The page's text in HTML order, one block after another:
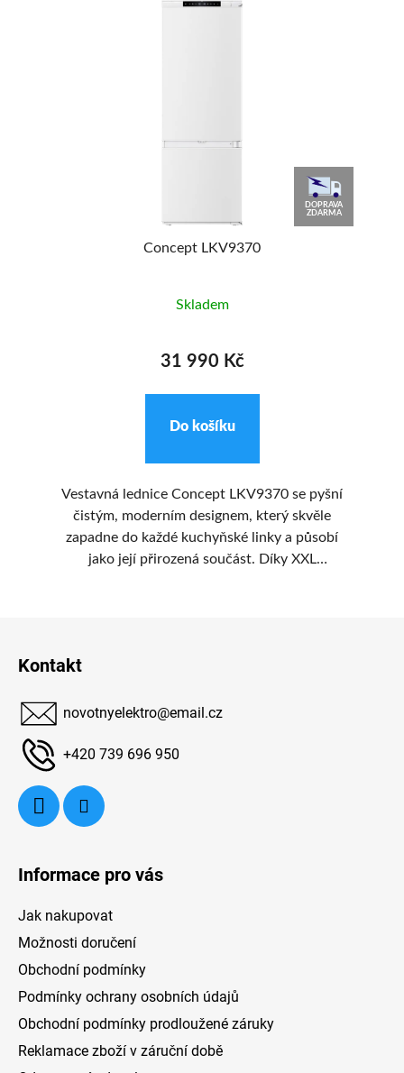
DOPRAVA
ZDARMA
Concept LKV9370
Skladem
31 990 Kč
Do košíku
Vestavná lednice Concept LKV9370 se pyšní
čistým, moderním designem, který skvěle
zapadne do každé kuchyňské linky a působí
jako její přirozená součást. Díky XXL
nerezový dekor polic a zásuvek dodává celku
Kontakt
novotnyelektro@email.cz
+420 739 696 950
Informace pro vás
Jak nakupovat
Možnosti doručení
Obchodní podmínky
Podmínky ochrany osobních údajů
Obchodní podmínky prodloužené záruky
Reklamace zboží v záruční době